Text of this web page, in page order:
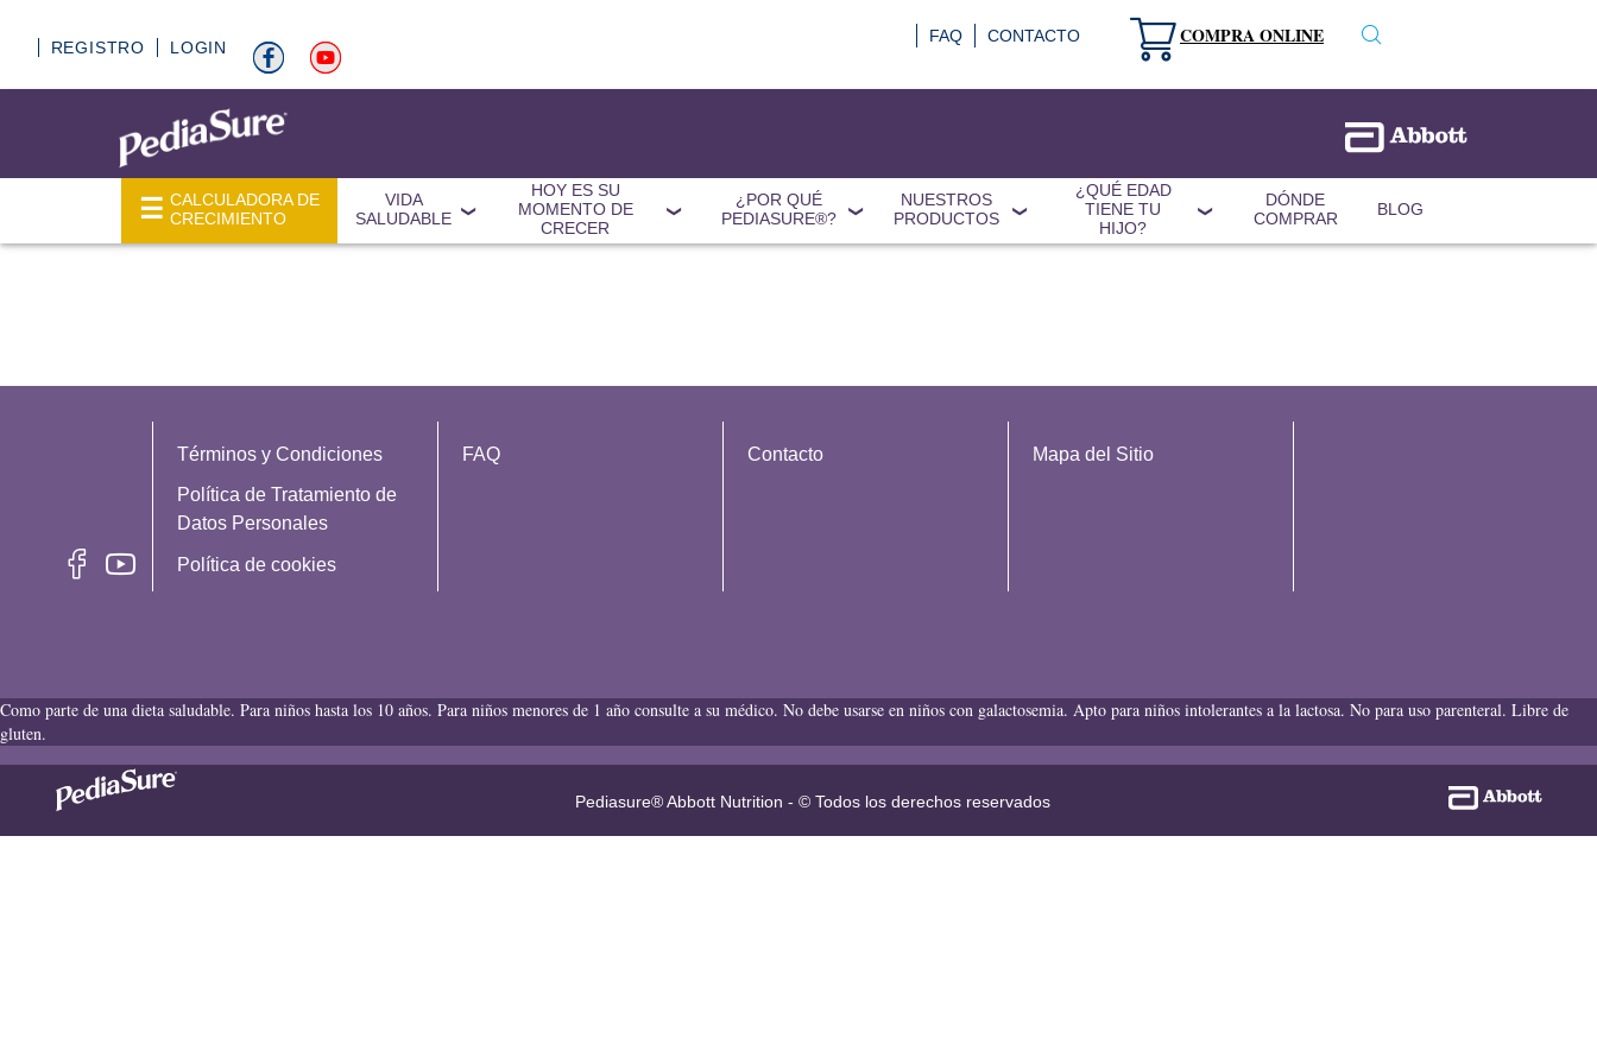
REGISTRO LOGIN
FAQ CONTACTO COMPRA ONLINE
CALCULADORA DE
CRECIMIENTO
VIDA
SALUDABLE
HOY ES SU
MOMENTO DE
CRECER
¿POR QUÉ
PEDIASURE®?
NUESTROS
PRODUCTOS
¿QUÉ EDAD
TIENE TU
HIJO?
DÓNDE
COMPRAR
BLOG
Términos y Condiciones
Política de Tratamiento de
Datos Personales
Política de cookies
FAQ Contacto Mapa del Sitio
Como parte de una dieta saludable. Para niños hasta los 10 años. Para niños menores de 1 año consulte a su médico. No debe usarse en niños con galactosemia. Apto para niños intolerantes a la lactosa. No para uso parenteral. Libre de
gluten.
Pediasure® Abbott Nutrition - © Todos los derechos reservados